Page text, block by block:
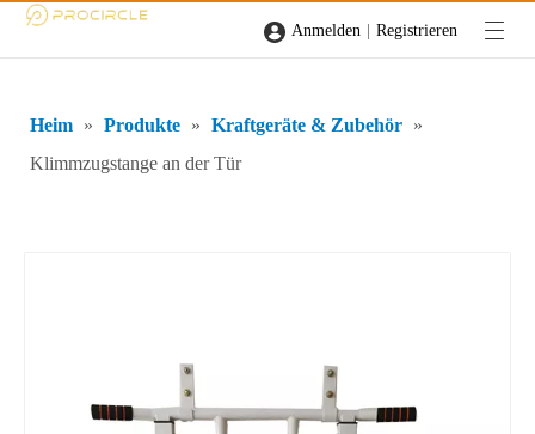
Anmelden | Registrieren
Heim » Produkte » Kraftgeräte & Zubehör »
Klimmzugstange an der Tür